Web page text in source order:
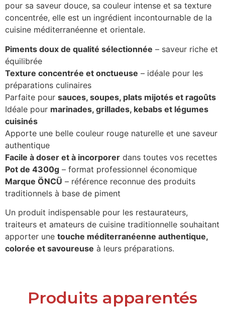
pour sa saveur douce, sa couleur intense et sa texture
concentrée, elle est un ingrédient incontournable de la
cuisine méditerranéenne et orientale.
Piments doux de qualité sélectionnée – saveur riche et
équilibrée
Texture concentrée et onctueuse – idéale pour les
préparations culinaires
Parfaite pour sauces, soupes, plats mijotés et ragoûts
Idéale pour marinades, grillades, kebabs et légumes
cuisinés
Apporte une belle couleur rouge naturelle et une saveur
authentique
Facile à doser et à incorporer dans toutes vos recettes
Pot de 4300g – format professionnel économique
Marque ÖNCÜ – référence reconnue des produits
traditionnels à base de piment
Un produit indispensable pour les restaurateurs,
traiteurs et amateurs de cuisine traditionnelle souhaitant
apporter une touche méditerranéenne authentique,
colorée et savoureuse à leurs préparations.
Produits apparentés